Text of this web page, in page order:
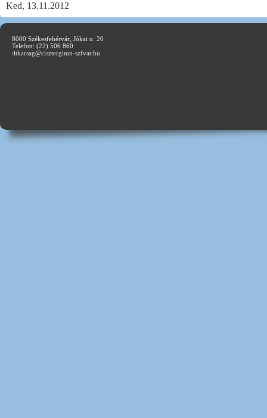
Ked, 13.11.2012
8000 Székesfehérvár, Jókai u. 20
Telefon: (22) 506 860
titkarsag@cisztergimn-szfvar.hu